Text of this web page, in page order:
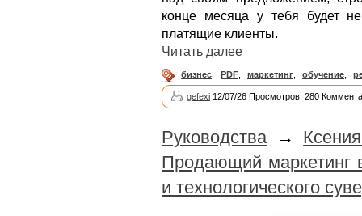
конце месяца у тебя будет
платящие клиенты.
Читать далее
бизнес PDF маркетинг обучение
gefexi 12/07/26 Просмотров: 280
Руководства→
Продающий маркетинг
и технологического